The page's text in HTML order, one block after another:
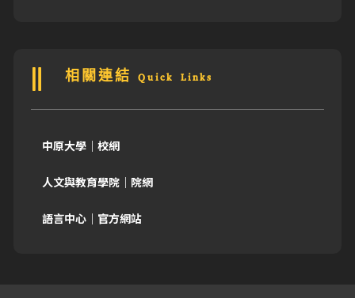
相關連結 Quick Links
中原大學｜校網
人文與教育學院｜院網
語言中心｜官方網站